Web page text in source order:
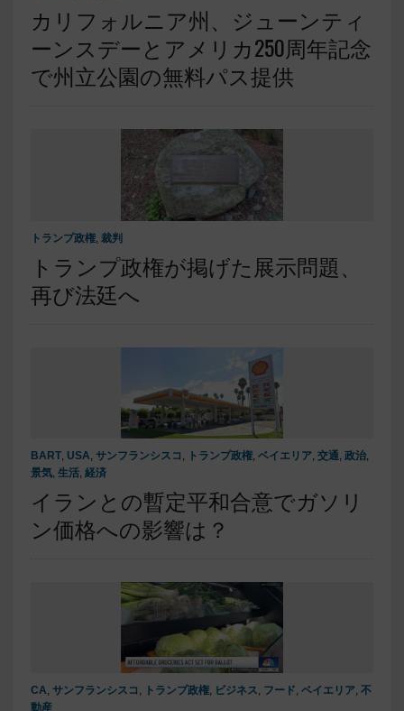
カリフォルニア州、ジューンティ
ーンスデーとアメリカ250周年記念
で州立公園の無料パス提供
トランプ政権, 裁判
トランプ政権が掲げた展示問題、
再び法廷へ
BART, USA サンフランシスコ トランプ政権, ベイエリア, 交通 政治,
景気, 生活, 経済
イランとの暫定平和合意でガソリ
ン価格への影響は？
CA サンフランシスコ トランプ政権, ビジネス フード ベイエリア, 不
動産